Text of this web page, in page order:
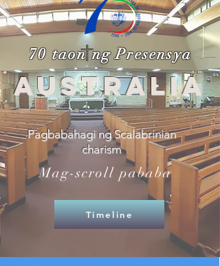
70 taon ng Presensya
australia
Pagbabahagi ng Scalabrinian
charism
Mag-scroll pababa
Timeline